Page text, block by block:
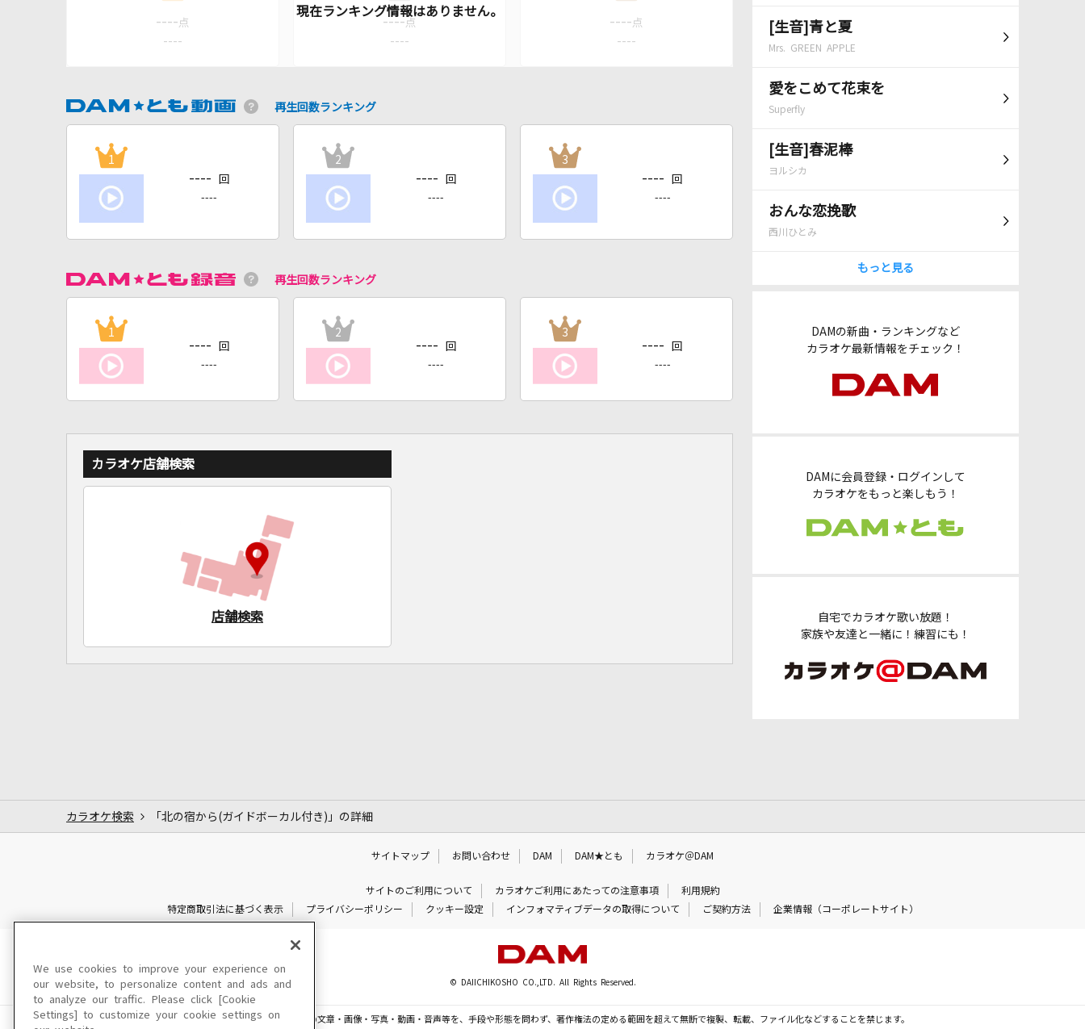
[生音]青と夏
Mrs. GREEN APPLE
愛をこめて花束を
Superfly
[生音]春泥棒
ヨルシカ
おんな恋挽歌
西川ひとみ
もっと見る
DAMの新曲・ランキングなど
カラオケ最新情報をチェック！
DAMに会員登録・ログインして
カラオケをもっと楽しもう！
自宅でカラオケ歌い放題！
家族や友達と一緒に！練習にも！
---- 点
----
---- 点
----
---- 点
----
再生回数ランキング
1
---- 回
----
2
---- 回
----
3
---- 回
----
再生回数ランキング
1
---- 回
----
2
---- 回
----
3
---- 回
----
カラオケ店舗検索
店舗検索
カラオケ検索 「北の宿から(ガイドボーカル付き)」の詳細
サイトマップ お問い合わせ DAM DAM★とも カラオケ＠DAM
サイトのご利用について カラオケご利用にあたっての注意事項
利用規約
特定商取引法に基づく表示
プライバシーポリシー クッキー設定 インフォマティブデータの取得について ご契約方法 企業情報（コーポレートサイト）
© DAIICHIKOSHO CO.,LTD. All Rights Reserved.
このサイトに掲載されている一切の文章・画像・写真・動画・音声等を、手段や形態を問わず、著作権法の定める範囲を超えて無断で複製、転載、ファイル化などすることを禁じます。
We use cookies to improve your experience on
our website, to personalize content and ads and
to analyze our traffic. Please click [Cookie
Settings] to customize your cookie settings on